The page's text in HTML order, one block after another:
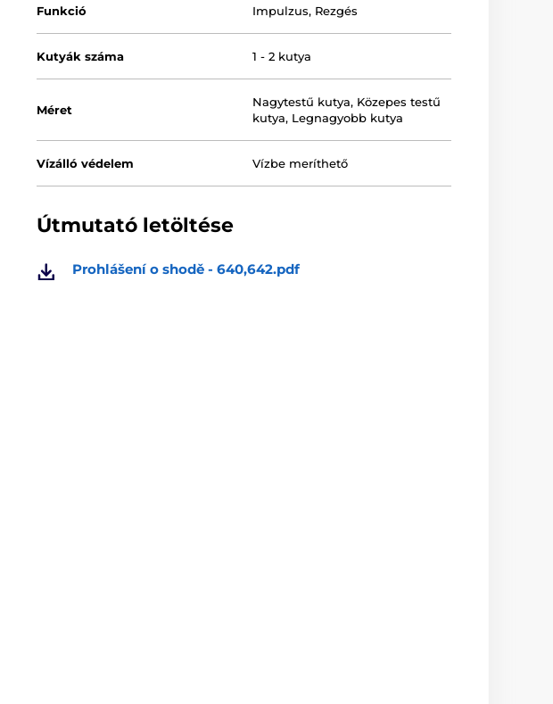
Funkció Impulzus, Rezgés
Kutyák száma 1 - 2 kutya
Méret
Nagytestű kutya, Közepes testű
kutya, Legnagyobb kutya
Vízálló védelem Vízbe meríthető
Útmutató letöltése
Prohlášení o shodě - 640,642.pdf